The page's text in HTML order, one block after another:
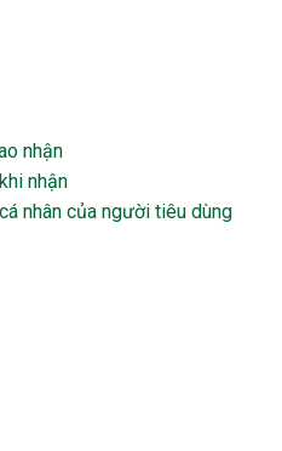
nhận
nhận
nhân của người tiêu dùng